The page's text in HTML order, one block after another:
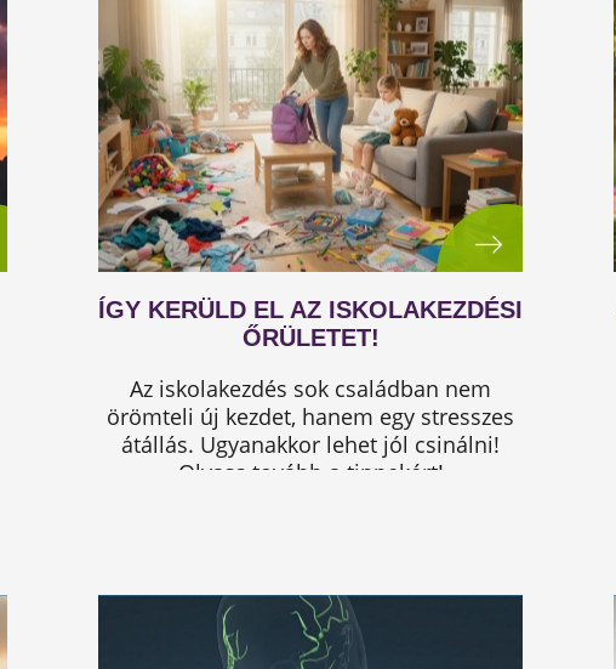
ÍGY KERÜLD EL AZ ISKOLAKEZDÉSI
ŐRÜLETET!
Az iskolakezdés sok családban nem
örömteli új kezdet, hanem egy stresszes
átállás. Ugyanakkor lehet jól csinálni!
Olvass tovább a tippekért!